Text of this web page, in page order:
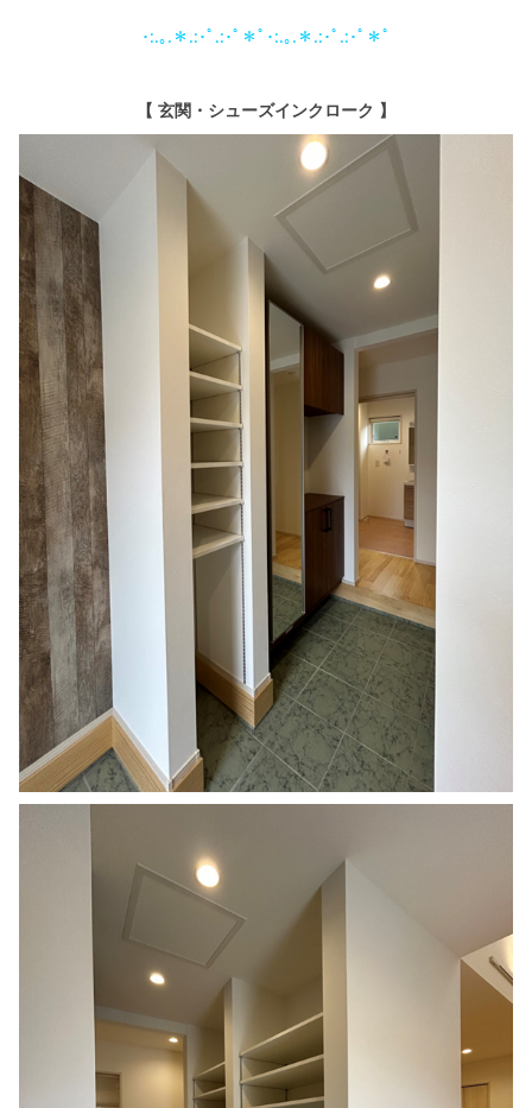
･:.｡.＊.:･ﾟ.:･ﾟ＊ﾟ･:.｡.＊.:･ﾟ.:･ﾟ＊ﾟ
【 玄関・シューズインクローク 】